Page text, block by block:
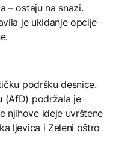
– ostaju na snazi.
je ukidanje opcije
podršku desnice.
(AfD) podržala je
njihove ideje uvrštene
ljevica i Zeleni oštro